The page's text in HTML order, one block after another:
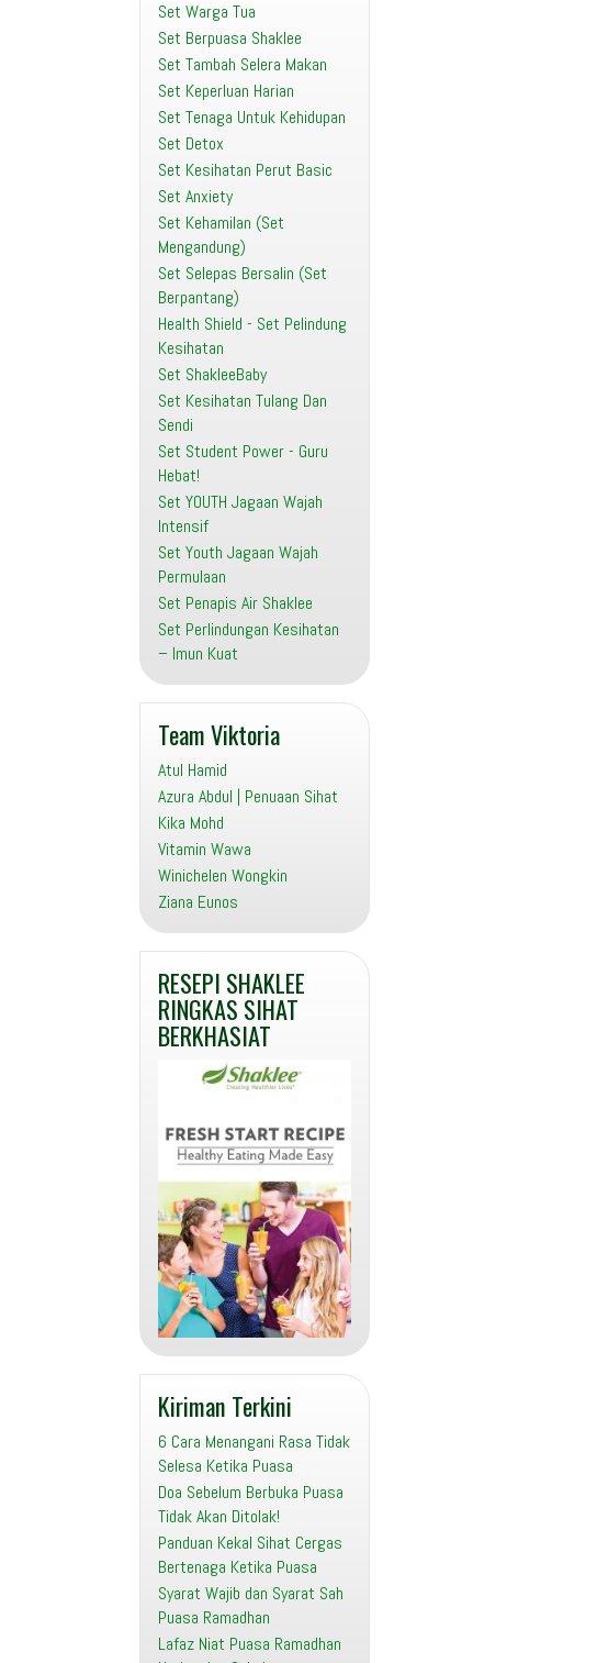
Set Warga Tua
Set Berpuasa Shaklee
Set Tambah Selera Makan
Set Keperluan Harian
Set Tenaga Untuk Kehidupan
Set Detox
Set Kesihatan Perut Basic
Set Anxiety
Set Kehamilan (Set
Mengandung)
Set Selepas Bersalin (Set
Berpantang)
Health Shield - Set Pelindung
Kesihatan
Set ShakleeBaby
Set Kesihatan Tulang Dan
Sendi
Set Student Power - Guru
Hebat!
Set YOUTH Jagaan Wajah
Intensif
Set Youth Jagaan Wajah
Permulaan
Set Penapis Air Shaklee
Set Perlindungan Kesihatan
– Imun Kuat
Team Viktoria
Atul Hamid
Azura Abdul | Penuaan Sihat
Kika Mohd
Vitamin Wawa
Winichelen Wongkin
Ziana Eunos
RESEPI SHAKLEE
RINGKAS SIHAT
BERKHASIAT
Kiriman Terkini
6 Cara Menangani Rasa Tidak
Selesa Ketika Puasa
Doa Sebelum Berbuka Puasa
Tidak Akan Ditolak!
Panduan Kekal Sihat Cergas
Bertenaga Ketika Puasa
Syarat Wajib dan Syarat Sah
Puasa Ramadhan
Lafaz Niat Puasa Ramadhan